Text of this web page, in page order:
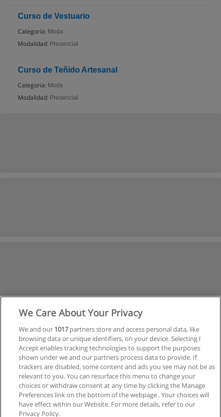
Curso de Vestuario
Categoría: Moda
Modalidad: Presencial
Curso de Teñido Artesanal
Categoría: Moda
Modalidad: Presencial
Página1de2
We Care About Your Privacy
We and our 1017partners store and access personal data, like
browsing data or unique identifiers, on your device. Selecting I
Accept enables tracking technologies to support the purposes
shown under we and our partners process data to provide. If
trackers are disabled, some content and ads you see may not be as
relevant to you. You can resurface this menu to change your
choices or withdraw consent at any time by clicking the Manage
Preferences link on the bottom of the webpage . Your choices will
have effect within our Website. For more details, refer to our
Privacy Policy.